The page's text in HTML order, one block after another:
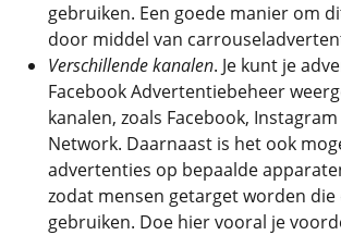
gebruiken. Een goede manier om
door middel van
Verschillende kanalen. Je kunt je
Facebook Advertentiebeheer
kanalen, zoals Facebook,
Network. Daarnaast is het ook
advertenties op bepaalde
zodat mensen getarget worden
gebruiken. Doe hier vooral je